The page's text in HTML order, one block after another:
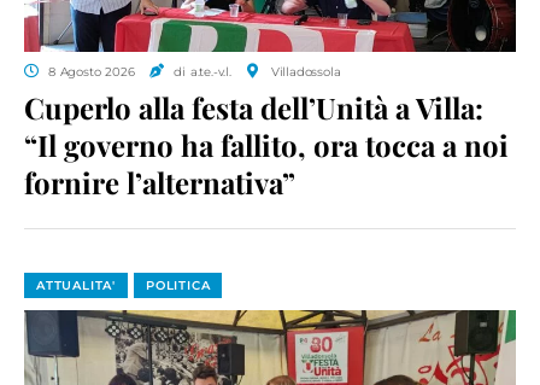
8 Agosto 2026 di a.te.-v.l. Villadossola
Cuperlo alla festa dell’Unità a Villa:
“Il governo ha fallito, ora tocca a noi
fornire l’alternativa”
ATTUALITA' POLITICA